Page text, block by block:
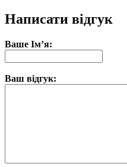
Написати відгук
Ваше Ім’я:
Ваш відгук: